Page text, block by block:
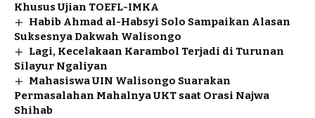
Khusus Ujian TOEFL-IMKA
Habib Ahmad al-Habsyi Solo Sampaikan Alasan
Suksesnya Dakwah Walisongo
Lagi, Kecelakaan Karambol Terjadi di Turunan
Silayur Ngaliyan
Mahasiswa UIN Walisongo Suarakan
Permasalahan Mahalnya UKT saat Orasi Najwa
Shihab